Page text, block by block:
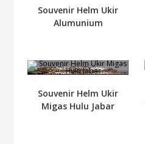
Souvenir Helm Ukir
Alumunium
Souvenir Helm Ukir
Migas Hulu Jabar